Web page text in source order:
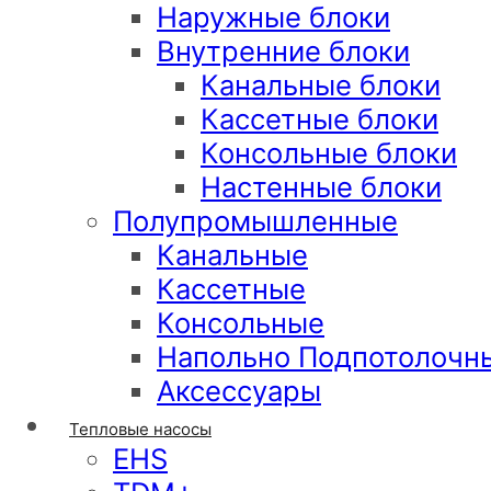
Наружные блоки
Внутренние блоки
Канальные блоки
Кассетные блоки
Консольные блоки
Настенные блоки
Полупромышленные
Канальные
Кассетные
Консольные
Напольно
Аксессуары
Тепловые насосы
EHS